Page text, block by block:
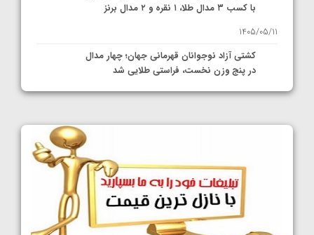
با کسب ۳ مدال طلا، ۱ نقره و ۲ مدال برنز
1405/05/11
کشتی آزاد نوجوانان قهرمانی جهان؛ چهار مدال
در پنج وزن نخست، فراستی طلایی شد
1405/05/11
کشتی آزاد نوجوانان جهان؛ رقبای نمایندگان
ایران مشخص شدند
1405/05/08